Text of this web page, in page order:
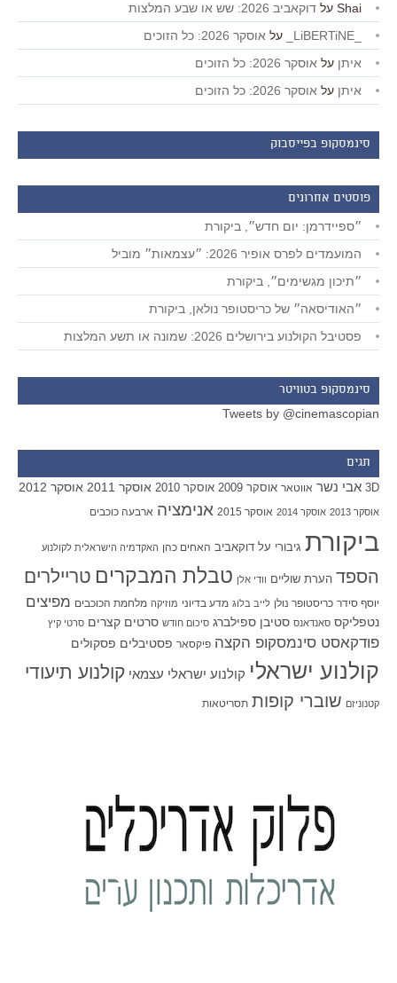
Shai על דוקאביב 2026: שש או שבע המלצות
על אוסקר 2026: כל הזוכים
איתן על אוסקר 2026: כל הזוכים
איתן על אוסקר 2026: כל הזוכים
סינמסקופ בפייסבוק
פוסטים אחרונים
״ספיידרמן: יום חדש״, ביקורת
המועמדים לפרס אופיר 2026: ״עצמאות״ מוביל
״תיכון מגשימים״, ביקורת
״האודיסאה״ של כריסטופר נולאן, ביקורת
פסטיבל הקולנוע בירושלים 2026: שמונה או תשע המלצות
סינמסקופ בטוויטר
Tweets by @cinemascopian
תגים
3D אבי נשר אווטאר אוסקר 2009 אוסקר 2010 אוסקר 2011 אוסקר 2012
אוסקר 2013 אוסקר 2014 אוסקר 2015 אנימציה ארבעה כוכבים
ביקורת גיבורי על דוקאביב האחים כהן האקדמיה הישראלית לקולנוע
הספד הערת שוליים וודי אלן טבלת המבקרים טריילרים
יוסף סידר כריסטופר נולן לייב בלוג מדע בדיוני מוזיקה מלחמת הכוכבים מפיצים
נטפליקס סאנדאנס סטיבן ספילברג סיכום חודש סרטים קצרים סרטי קיץ
פודקאסט סינמסקופ הקצה פיקסאר פסטיבלים פסקולים
קולנוע ישראלי קולנוע ישראלי עצמאי קולנוע תיעודי
קטנוניזם שוברי קופות תסריטאות